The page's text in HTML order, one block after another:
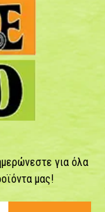
για όλα
μας!